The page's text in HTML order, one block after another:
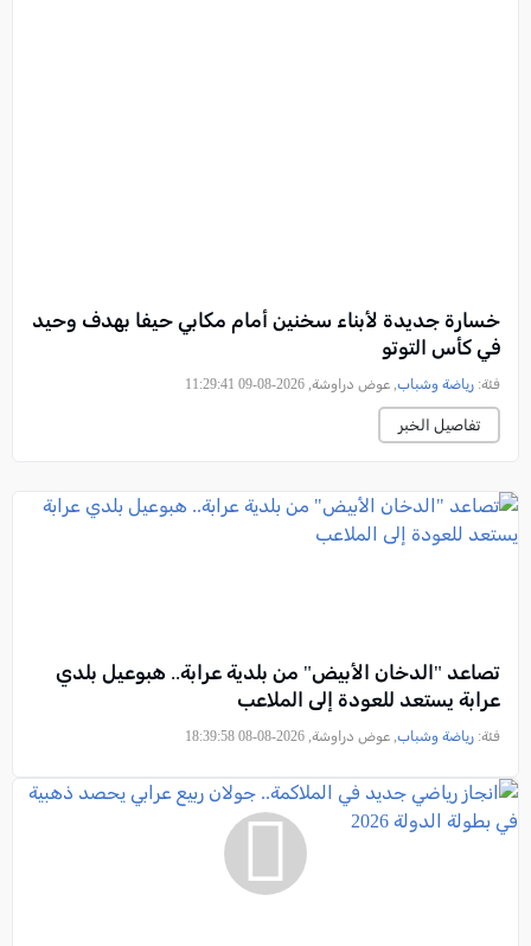
خسارة جديدة لأبناء سخنين أمام مكابي حيفا بهدف وحيد
في كأس التوتو
فئة: رياضة وشباب, عوض دراوشة, 2026-08-09 11:29:41
تفاصيل الخبر
تصاعد "الدخان الأبيض" من بلدية عرابة.. هبوعيل بلدي
عرابة يستعد للعودة إلى الملاعب
فئة: رياضة وشباب, عوض دراوشة, 2026-08-08 18:39:58